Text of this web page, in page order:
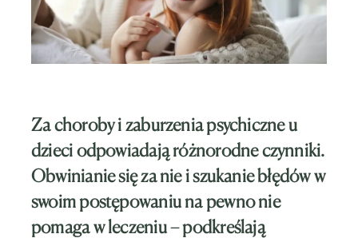
Za choroby i zaburzenia psychiczne u
dzieci odpowiadają różnorodne czynniki.
Obwinianie się za nie i szukanie błędów w
swoim postępowaniu na pewno nie
pomaga w leczeniu – podkreślają